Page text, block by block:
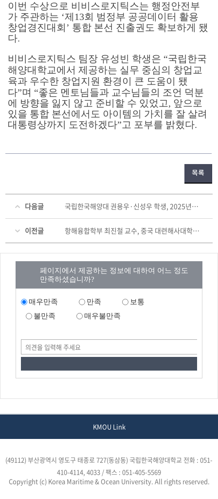
이번 수상으로 비비스로지틱스는 행정안전부
가 주관하는 ‘제13회 범정부 공공데이터 활용
창업경진대회’ 통합 본선 진출권도 확보하게 됐
다.
비비스로지틱스 팀장 유성빈 학생은 “국립한국
해양대학교에서 제공하는 실무 중심의 창업교
육과 우수한 창업지원 환경이 큰 도움이 됐
다”며 “좋은 멘토님들과 교수님들의 조언 덕분
에 방향을 잃지 않고 준비할 수 있었고, 앞으로
있을 통합 본선에서도 아이템의 가치를 잘 살려
대통령상까지 도전하겠다”고 포부를 밝혔다.
목록
다음글 국립한국해양대 권용우·신성우 학생, 2025년도 한국수산과학회 국제학술대회 우수 발표상 수상
이전글 항해융합학부 최진철 교수, 중국 대련해사대학에서 혁신적 해양교육 모델 제시
페이지에서 제공하는 정보에 대하여 어느 정도
만족하셨습니까?
매우만족 만족
보통
불만족
매우불만족
KMOU Link
(49112) 부산광역시 영도구 태종로 727(동삼동) 국립한국해양대학교 전화 : 051-
410-4114, 4033 / 팩스 : 051-405-5569
Copyright (c) Korea Maritime & Ocean University. All rights reserved.